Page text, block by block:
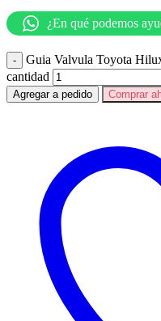
¿En qué podemos
Guia Valvula Toyota
cantidad
Agregar a pedido Comprar